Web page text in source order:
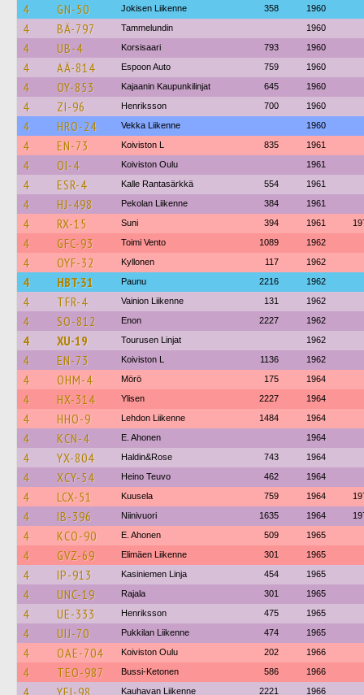
4 GN-50 Jokisen Liikenne 358 1960
4 BÄ-797 Tammelundin 1960
4 UB-4 Korsisaari 793 1960
4 AÄ-814 Espoon Auto 759 1960
4 OY-853 Kajaanin Kaupunkilinjat 645 1960
4 ZI-96 Henriksson 700 1960
4 HRO-24 Vekka Liikenne 1960
4 EN-73 Koiviston L 835 1961
4 OI-4 Koiviston Oulu 1961
4 ESR-4 Kalle Rantasärkkä 554 1961
4 HJ-498 Pekolan Liikenne 384 1961
4 RX-15 Suni 394 1961
4 GFC-93 Toimi Vento 1089 1962
4 OYF-32 Kyllonen 117 1962
4 HBT-31 Paunu 2216 1962
4 TFR-4 Vainion Liikenne 131 1962
4 SO-812 Enon 2227 1962
4 XU-19 Tourusen Linjat 1962
4 EN-73 Koiviston L 1136 1962
4 OHM-4 Mörö 175 1964
4 HX-314 Ylisen 2227 1964
4 HHO-9 Lehdon Liikenne 1484 1964
4 KCN-4 E. Ahonen 1964
4 YX-804 Haldin&Rose 743 1964
4 XCY-54 Heino Teuvo 462 1964
4 LCX-51 Kuusela 759 1964
4 IB-396 Niinivuori 1635 1964
4 KCO-90 E. Ahonen 509 1965
4 GVZ-69 Elimäen Liikenne 301 1965
4 IP-913 Kasiniemen Linja 454 1965
4 UNC-19 Rajala 301 1965
4 UE-333 Henriksson 475 1965
4 UIJ-70 Pukkilan Liikenne 474 1965
4 OAE-704 Koiviston Oulu 202 1966
4 TEO-987 Bussi-Ketonen 586 1966
4 YEI-98 Kauhavan Liikenne 2221 1966